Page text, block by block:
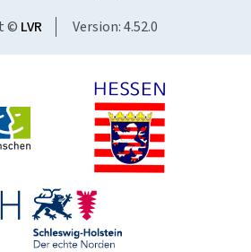
© LVR Version: 4.52.0